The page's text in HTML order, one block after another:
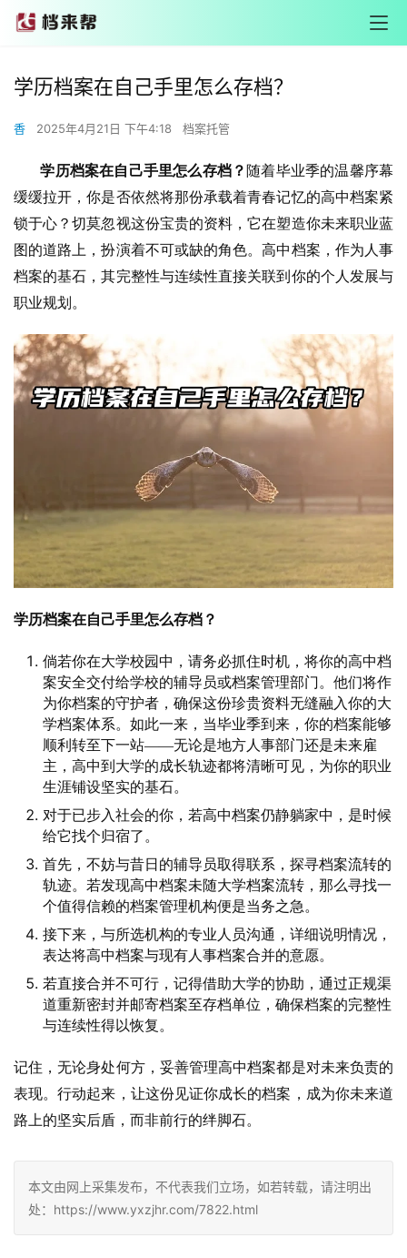
学历档案在自己手里怎么存档？
香 2025年4月21日 下午4:18 档案托管
学历档案在自己手里怎么存档？ 随着毕业季的温馨序幕
缓缓拉开，你是否依然将那份承载着青春记忆的高中档案紧
锁于心？切莫忽视这份宝贵的资料，它在塑造你未来职业蓝
图的道路上，扮演着不可或缺的角色。高中档案，作为人事
档案的基石，其完整性与连续性直接关联到你的个人发展与
职业规划。
学历档案在自己手里怎么存档？
倘若你在大学校园中，请务必抓住时机，将你的高中档
案安全交付给学校的辅导员或档案管理部门。他们将作
为你档案的守护者，确保这份珍贵资料无缝融入你的大
学档案体系。如此一来，当毕业季到来，你的档案能够
顺利转至下一站——无论是地方人事部门还是未来雇
主，高中到大学的成长轨迹都将清晰可见，为你的职业
生涯铺设坚实的基石。
对于已步入社会的你，若高中档案仍静躺家中，是时候
给它找个归宿了。
首先，不妨与昔日的辅导员取得联系，探寻档案流转的
轨迹。若发现高中档案未随大学档案流转，那么寻找一
个值得信赖的档案管理机构便是当务之急。
接下来，与所选机构的专业人员沟通，详细说明情况，
表达将高中档案与现有人事档案合并的意愿。
若直接合并不可行，记得借助大学的协助，通过正规渠
道重新密封并邮寄档案至存档单位，确保档案的完整性
与连续性得以恢复。
记住，无论身处何方，妥善管理高中档案都是对未来负责的
表现。行动起来，让这份见证你成长的档案，成为你未来道
路上的坚实后盾，而非前行的绊脚石。
本文由网上采集发布，不代表我们立场，如若转载，请注明出
处：https://www.yxzjhr.com/7822.html